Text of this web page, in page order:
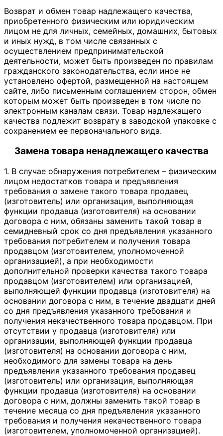
Возврат и обмен товар надлежащего качества,
приобретенного физическим или юридическим
лицом не для личных, семейных, домашних, бытовых
и иных нужд, в том числе связанных с
осуществлением предпринимательской
деятельности, может быть произведен по правилам
гражданского законодательства, если иное не
установлено офертой, размещенной на настоящем
сайте, либо письменным соглашением сторон, обмен
которым может быть произведен в том числе по
электронным каналам связи. Товар надлежащего
качества подлежит возврату в заводской упаковке с
сохранением ее первоначального вида.
Замена товара ненадлежащего качества
1. В случае обнаружения потребителем – физическим
лицом недостатков товара и предъявления
требования о замене такого товара продавец
(изготовитель) или организация, выполняющая
функции продавца (изготовителя) на основании
договора с ним, обязаны заменить такой товар в
семидневный срок со дня предъявления указанного
требования потребителем и получения товара
продавцом (изготовителем, уполномоченной
организацией), а при необходимости
дополнительной проверки качества такого товара
продавцом (изготовителем) или организацией,
выполняющей функции продавца (изготовителя) на
основании договора с ним, в течение двадцати дней
со дня предъявления указанного требования и
получения некачественного товара продавцом. При
отсутствии у продавца (изготовителя) или
организации, выполняющей функции продавца
(изготовителя) на основании договора с ним,
необходимого для замены товара на день
предъявления указанного требования продавец
(изготовитель) или организация, выполняющая
функции продавца (изготовителя) на основании
договора с ним, должны заменить такой товар в
течение месяца со дня предъявления указанного
требования и получения некачественного товара
(изготовителем, уполномоченной организацией).